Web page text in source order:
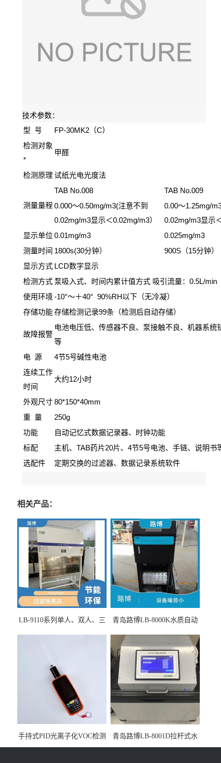
技术参数：
型 号 FP-30MK2 （C）
检测对象
*
甲醛
检测原理 试纸光电光度法
测量量程
TAB No.008
TAB No.009
0.000～0.50mg/m3(注意不到
0.02mg/m3显示＜0.02mg/m3）
0.00～1.25mg/
0.02mg/m3显示
显示单位 0.01mg/m3
0.025mg/m3
测量时间 1800s(30分钟） 900S （15分钟）
显示方式 LCD数字显示
检测方式 泵吸入式、时间内累计值方式 吸引流量： 0.5L/min
使用环境 -10°～＋40° 90%RH以下（无冷凝）
存储功能存储检测记录99条（检测后自动存储）
故障报警
电池电压低、传感器不良、泵接触不良、机器系统
等
电 源 4节5号碱性电池
连续工作
时间
大约12小时
外观尺寸80*150*40mm
重 量
250g
功能
自动记忆式数据记录器、时钟功能
标配
主机、TAB药片20片、 4节5号电池、手链、说明书
选配件 定期交换的过滤器、数据记录系统软件
相关产品：
LB-9110系列单人、双人、三
青岛路博LB-8000K水质自动
手持式PID光离子化VOC检测
仪（挥发性有机物设备）
青岛路博LB-8001D拉杆式水
质采样器